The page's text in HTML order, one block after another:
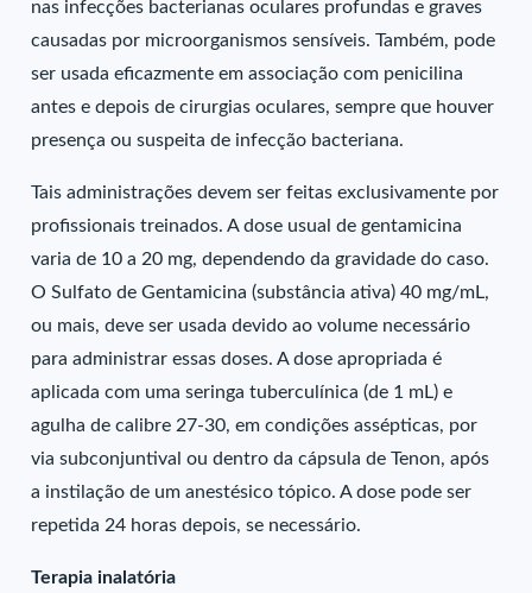
nas infecções bacterianas oculares profundas e graves
causadas por microorganismos sensíveis. Também, pode
ser usada eficazmente em associação com penicilina
antes e depois de cirurgias oculares, sempre que houver
presença ou suspeita de infecção bacteriana.
Tais administrações devem ser feitas exclusivamente por
profissionais treinados. A dose usual de gentamicina
varia de 10 a 20 mg, dependendo da gravidade do caso.
O Sulfato de Gentamicina (substância ativa) 40 mg/mL,
ou mais, deve ser usada devido ao volume necessário
para administrar essas doses. A dose apropriada é
aplicada com uma seringa tuberculínica (de 1 mL) e
agulha de calibre 27-30, em condições assépticas, por
via subconjuntival ou dentro da cápsula de Tenon, após
a instilação de um anestésico tópico. A dose pode ser
repetida 24 horas depois, se necessário.
Terapia inalatória